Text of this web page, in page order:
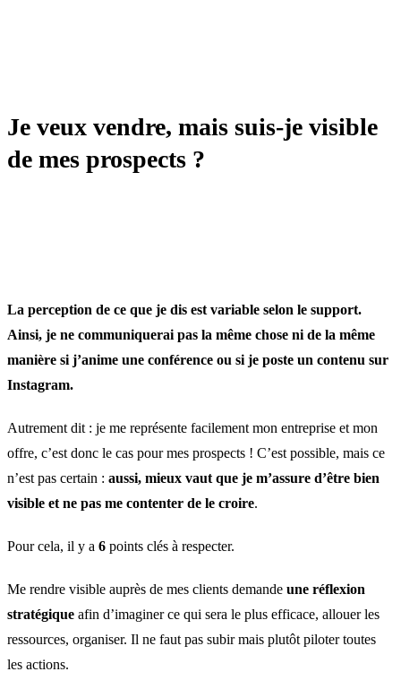
Je veux vendre, mais suis-je visible
de mes prospects ?
La perception de ce que je dis est variable selon le support.
Ainsi, je ne communiquerai pas la même chose ni de la même
manière si j’anime une conférence ou si je poste un contenu sur
Instagram.
Autrement dit : je me représente facilement mon entreprise et mon
offre, c’est donc le cas pour mes prospects ! C’est possible, mais ce
n’est pas certain : aussi, mieux vaut que je m’assure d’être bien
visible et ne pas me contenter de le croire.
Pour cela, il y a 6 points clés à respecter.
Me rendre visible auprès de mes clients demande une réflexion
stratégique afin d’imaginer ce qui sera le plus efficace, allouer les
ressources, organiser. Il ne faut pas subir mais plutôt piloter toutes
les actions.